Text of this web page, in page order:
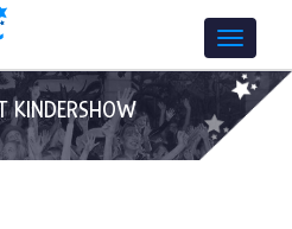
KINDERSHOW